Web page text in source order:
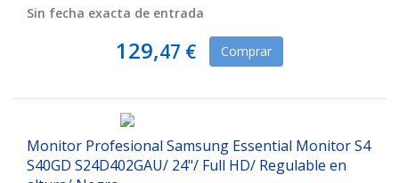
Sin fecha exacta de entrada
129,47 € Comprar
Monitor Profesional Samsung Essential Monitor S4
S40GD S24D402GAU/ 24"/ Full HD/ Regulable en